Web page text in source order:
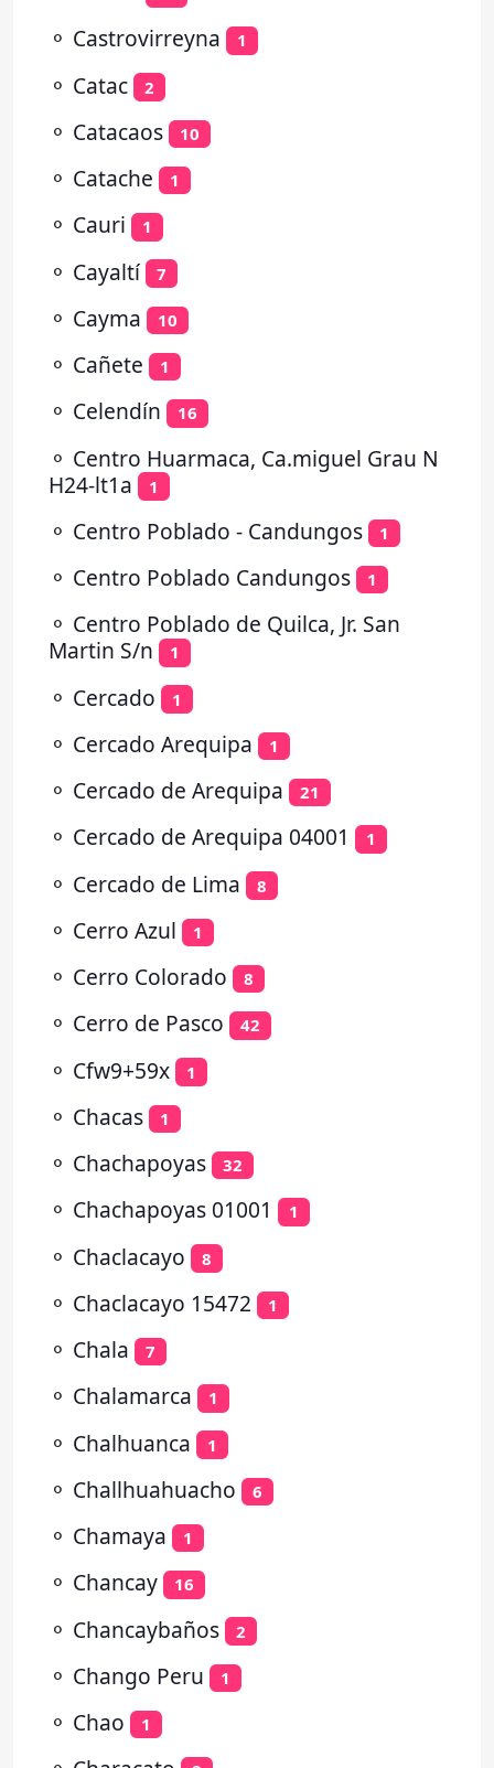
⚬ Castrovirreyna 1
⚬ Catac 2
⚬ Catacaos 10
⚬ Catache 1
⚬ Cauri 1
⚬ Cayaltí 7
⚬ Cayma 10
⚬ Cañete 1
⚬ Celendín 16
⚬ Centro Huarmaca, Ca.miguel Grau N
H24-lt1a
1
⚬ Centro Poblado - Candungos 1
⚬ Centro Poblado Candungos 1
⚬ Centro Poblado de Quilca, Jr. San
Martin S/n
1
⚬ Cercado 1
⚬ Cercado Arequipa 1
⚬ Cercado de Arequipa 21
⚬ Cercado de Arequipa 04001 1
⚬ Cercado de Lima 8
⚬ Cerro Azul 1
⚬ Cerro Colorado 8
⚬ Cerro de Pasco 42
⚬ Cfw9+59x 1
⚬ Chacas 1
⚬ Chachapoyas 32
⚬ Chachapoyas 01001 1
⚬ Chaclacayo 8
⚬ Chaclacayo 15472 1
⚬ Chala 7
⚬ Chalamarca 1
⚬ Chalhuanca 1
⚬ Challhuahuacho 6
⚬ Chamaya 1
⚬ Chancay 16
⚬ Chancaybaños 2
⚬ Chango Peru 1
⚬ Chao 1